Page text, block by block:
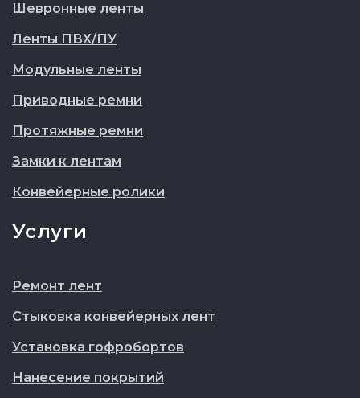
Шевронные ленты
Ленты ПВХ/ПУ
Модульные ленты
Приводные ремни
Протяжные ремни
Замки к лентам
Конвейерные ролики
Услуги
Ремонт лент
Стыковка конвейерных лент
Установка гофробортов
Нанесение покрытий